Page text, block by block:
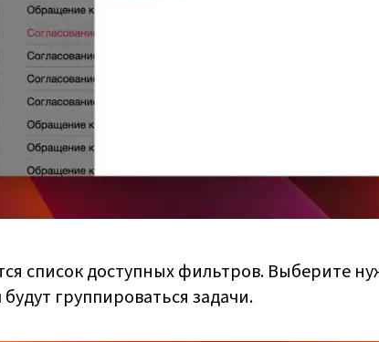
список доступных фильтров. Выберите
группироваться задачи.